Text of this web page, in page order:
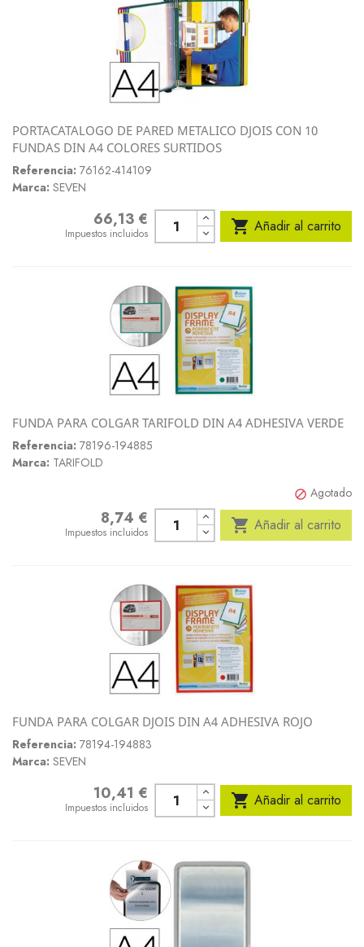
PORTACATALOGO DE PARED METALICO DJOIS CON 10
FUNDAS DIN A4 COLORES SURTIDOS
Referencia: 76162-414109
Marca: SEVEN
Precio66,13 €
Impuestos incluidos  Añadir al carrito
FUNDA PARA COLGAR TARIFOLD DIN A4 ADHESIVA VERDE
Referencia: 78196-194885
Marca: TARIFOLD
 Agotado
8,74 €
Impuestos incluidos  Añadir al carrito
FUNDA PARA COLGAR DJOIS DIN A4 ADHESIVA ROJO
Referencia: 78194-194883
Marca: SEVEN
Precio10,41 €
Impuestos incluidos  Añadir al carrito